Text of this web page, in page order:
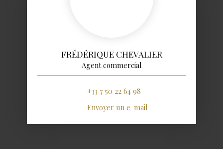
FRÉDÉRIQUE CHEVALIER
Agent commercial
+33 7 50 22 64 98
Envoyer un e-mail